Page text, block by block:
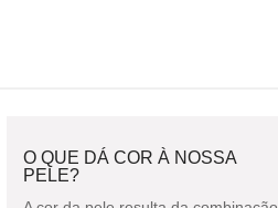
O QUE DÁ COR À NOSSA
PELE?